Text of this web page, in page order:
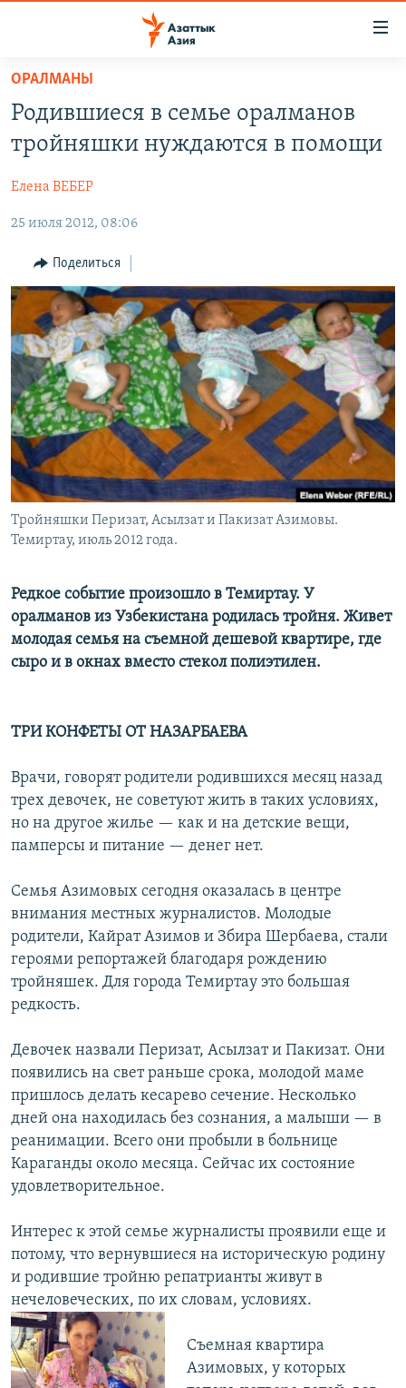
Вернуться
основному
содержанию
Вернутся
навигации
Вернутся
поиску
УЗБЕКИСТАН
ТАДЖИКИСТАН
НОВОСТИ
ВОЙНА В УКРАИНЕ
НА ДРУГИХ ЯЗЫКАХ
ҚАЗАҚША
КЫРГЫЗЧА
ЎЗБЕКЧА
ТОҶИКӢ
TÜRKMENÇE
Все сайты РСЕ/РС
ОРАЛМАНЫ
Родившиеся в семье оралманов
тройняшки нуждаются в помощи
Елена ВЕБЕР
25 июля 2012, 08:06
Поделиться
Тройняшки Перизат, Асылзат и Пакизат Азимовы.
Темиртау, июль 2012 года.
Редкое событие произошло в Темиртау. У
оралманов из Узбекистана родилась тройня. Живет
молодая семья на съемной дешевой квартире, где
сыро и в окнах вместо стекол полиэтилен.
ТРИ КОНФЕТЫ ОТ НАЗАРБАЕВА
Врачи, говорят родители родившихся месяц назад
трех девочек, не советуют жить в таких условиях,
но на другое жилье — как и на детские вещи,
памперсы и питание — денег нет.
Семья Азимовых сегодня оказалась в центре
внимания местных журналистов. Молодые
родители, Кайрат Азимов и Збира Шербаева, стали
героями репортажей благодаря рождению
тройняшек. Для города Темиртау это большая
редкость.
Девочек назвали Перизат, Асылзат и Пакизат. Они
появились на свет раньше срока, молодой маме
пришлось делать кесарево сечение. Несколько
дней она находилась без сознания, а малыши — в
реанимации. Всего они пробыли в больнице
Караганды около месяца. Сейчас их состояние
удовлетворительное.
Интерес к этой семье журналисты проявили еще и
потому, что вернувшиеся на историческую родину
и родившие тройню репатрианты живут в
нечеловеческих, по их словам, условиях.
Съемная квартира
Азимовых, у которых